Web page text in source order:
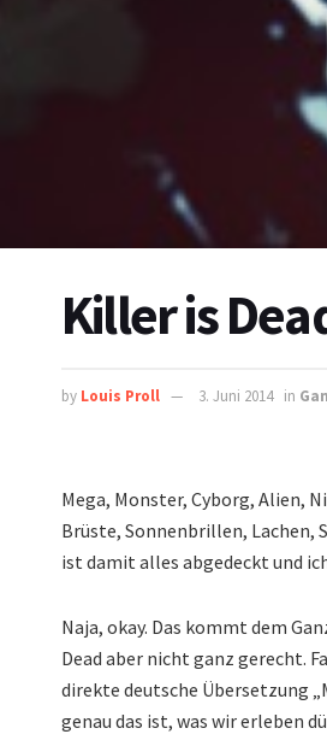
Killer is
by Louis Proll 3. Juni 2014 in
Mega, Monster, Cyborg, Alien,
Brüste, Sonnenbrillen, Lachen,
ist damit alles abgedeckt und
Naja, okay. Das kommt dem
Dead aber nicht ganz gerecht.
direkte deutsche Übersetzung
genau das ist, was wir erleben